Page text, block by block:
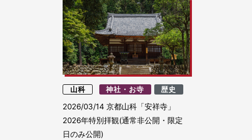
山科 神社・お寺 歴史
2026/03/14 京都山科「安祥寺」
2026年特別拝観(通常非公開・限定
日のみ公開)